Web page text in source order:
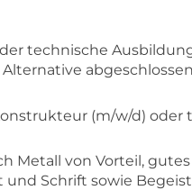
technische
(m/w/d) oder
Metall von Vorteil,
Schrift sowie